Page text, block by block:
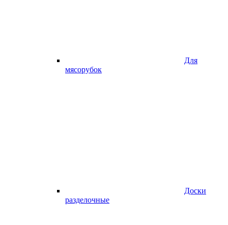
Для
мясорубок
Доски
разделочные